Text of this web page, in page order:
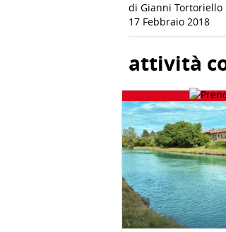
di Gianni Tortoriello
17 Febbraio 2018
attività